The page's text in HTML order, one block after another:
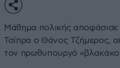
Μάθημα πολικής
Τσίπρα ο Θάνος Τζήμερος,
τον πρωθυπουργό «βλακάκο»